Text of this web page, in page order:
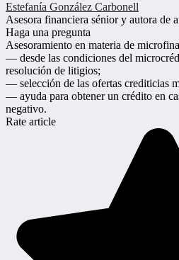
Estefanía González Carbonell
Asesora financiera sénior y autora de
Haga una pregunta
Asesoramiento en materia de
— desde las condiciones del
resolución de litigios;
— selección de las ofertas crediticias
— ayuda para obtener un crédito en
negativo.
Rate article